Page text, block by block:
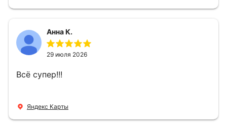
Анна К.
29 июля 2026
Всё супер!!!
Яндекс Карты